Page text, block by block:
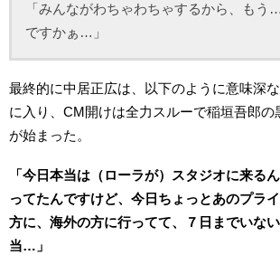
「みんながわちゃわちゃするから、もう
ですかぁ…」
最終的に中居正広は、以下のように意味深
に入り、CM開けは全力スルーで稲垣吾郎の
が始まった。
「今日本当は（ローラが）スタジオに来る
ってたんですけど、今日ちょっとあのプラ
方に、海外の方に行ってて、７日までいな
当…」